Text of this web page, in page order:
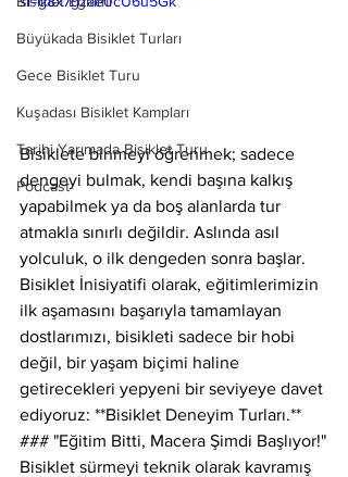
Büyükada Bisiklet Turları
Gece Bisiklet Turu
Kuşadası Bisiklet Kampları
Tarihi Yarımada Bisiklet Turu
Podcast
Bisiklete binmeyi öğrenmek; sadece
dengeyi bulmak, kendi başına kalkış
yapabilmek ya da boş alanlarda tur
atmakla sınırlı değildir. Aslında asıl
yolculuk, o ilk dengeden sonra başlar.
Bisiklet İnisiyatifi olarak, eğitimlerimizin
ilk aşamasını başarıyla tamamlayan
dostlarımızı, bisikleti sadece bir hobi
değil, bir yaşam biçimi haline
getirecekleri yepyeni bir seviyeye davet
ediyoruz: **Bisiklet Deneyim Turları.**
### "Eğitim Bitti, Macera Şimdi Başlıyor!"
Bisiklet sürmeyi teknik olarak kavramış